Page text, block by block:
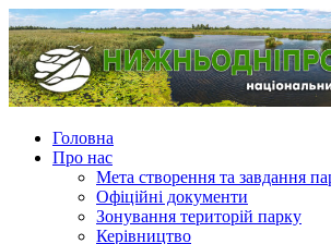
Головна
Про нас
Мета створення та завдання
Офіційні документи
Зонування територій парку
Керівництво